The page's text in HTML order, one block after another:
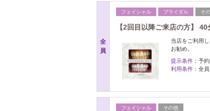
全
員
フェイシャル ブライダル そ
【2回目以降ご来店の方】
当店をご利用
お勧め。
提示条件： 予
利用条件： 全員
フェイシャル その他